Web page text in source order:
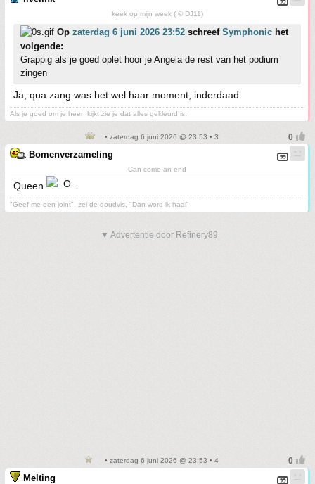
keek op mijn week ( © DJ11)
Op zaterdag 6 juni 2026 23:52 schreef Symphonic het
volgende:
Grappig als je goed oplet hoor je Angela de rest van het podium
zingen
Ja, qua zang was het wel haar moment, inderdaad.
Als je goed om je heen kijkt zie je dat alles gekleurd is.
• zaterdag 6 juni 2026 @ 23:53 • 3
Bomenverzameling
Can come an end
Queen
"Geef me een joint", zei de goudvis, "Dan word ik haai"
▼ Advertentie door Refinery89
• zaterdag 6 juni 2026 @ 23:53 • 4
Melting